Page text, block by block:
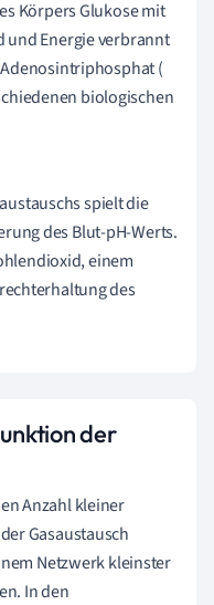
Körpers Glukose mit
und Energie verbrannt
(
biologischen
spielt die
des Blut-pH-Werts.
einem
des
der
Anzahl kleiner
Gasaustausch
Netzwerk kleinster
In den